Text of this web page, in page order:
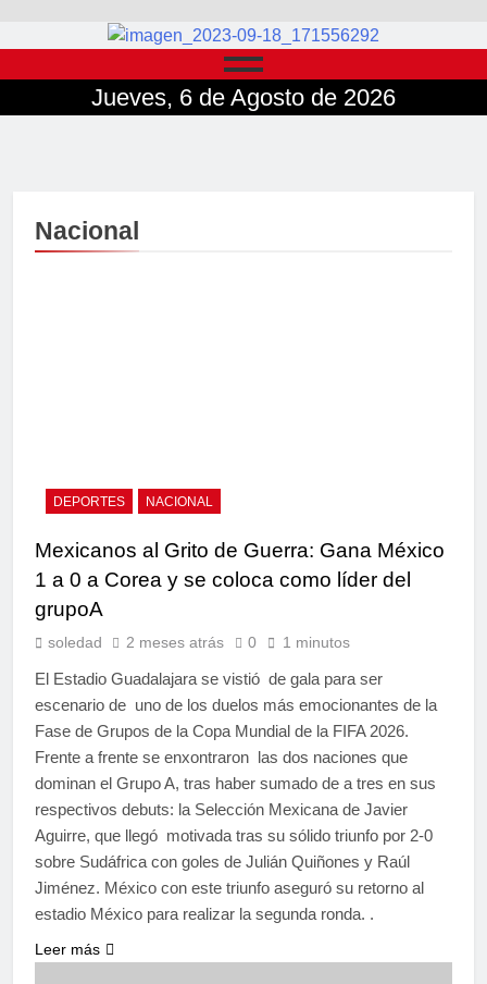
Jueves, 6 de Agosto de 2026
Nacional
DEPORTES NACIONAL
Mexicanos al Grito de Guerra: Gana México
1 a 0 a Corea y se coloca como líder del
grupoA
soledad 2 meses atrás 0 1 minutos
El Estadio Guadalajara se vistió de gala para ser
escenario de uno de los duelos más emocionantes de la
Fase de Grupos de la Copa Mundial de la FIFA 2026.
Frente a frente se enxontraron las dos naciones que
dominan el Grupo A, tras haber sumado de a tres en sus
respectivos debuts: la Selección Mexicana de Javier
Aguirre, que llegó motivada tras su sólido triunfo por 2-0
sobre Sudáfrica con goles de Julián Quiñones y Raúl
Jiménez. México con este triunfo aseguró su retorno al
estadio México para realizar la segunda ronda. .
Leer más